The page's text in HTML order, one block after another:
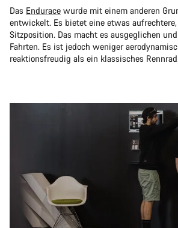
Das Endurace wurde mit einem anderen
entwickelt. Es bietet eine etwas
Sitzposition. Das macht es ausgeglichen
Fahrten. Es ist jedoch weniger
reaktionsfreudig als ein klassisches Rennrad.